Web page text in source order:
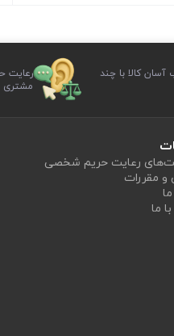
آسان کالا با چند
رعایت
مشتری
رعایت حریم شخصی
و مقررات
ما